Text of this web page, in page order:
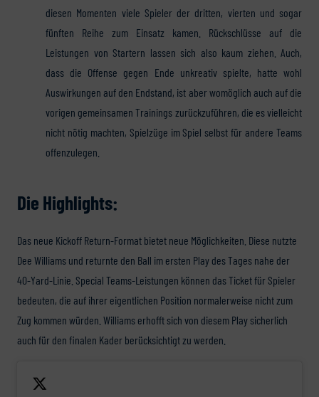
diesen Momenten viele Spieler der dritten, vierten und sogar
fünften Reihe zum Einsatz kamen. Rückschlüsse auf die
Leistungen von Startern lassen sich also kaum ziehen. Auch,
dass die Offense gegen Ende unkreativ spielte, hatte wohl
Auswirkungen auf den Endstand, ist aber womöglich auch auf die
vorigen gemeinsamen Trainings zurückzuführen, die es vielleicht
nicht nötig machten, Spielzüge im Spiel selbst für andere Teams
offenzulegen.
Die Highlights:
Das neue Kickoff Return-Format bietet neue Möglichkeiten. Diese nutzte
Dee Williams und returnte den Ball im ersten Play des Tages nahe der
40-Yard-Linie. Special Teams-Leistungen können das Ticket für Spieler
bedeuten, die auf ihrer eigentlichen Position normalerweise nicht zum
Zug kommen würden. Williams erhofft sich von diesem Play sicherlich
auch für den finalen Kader berücksichtigt zu werden.